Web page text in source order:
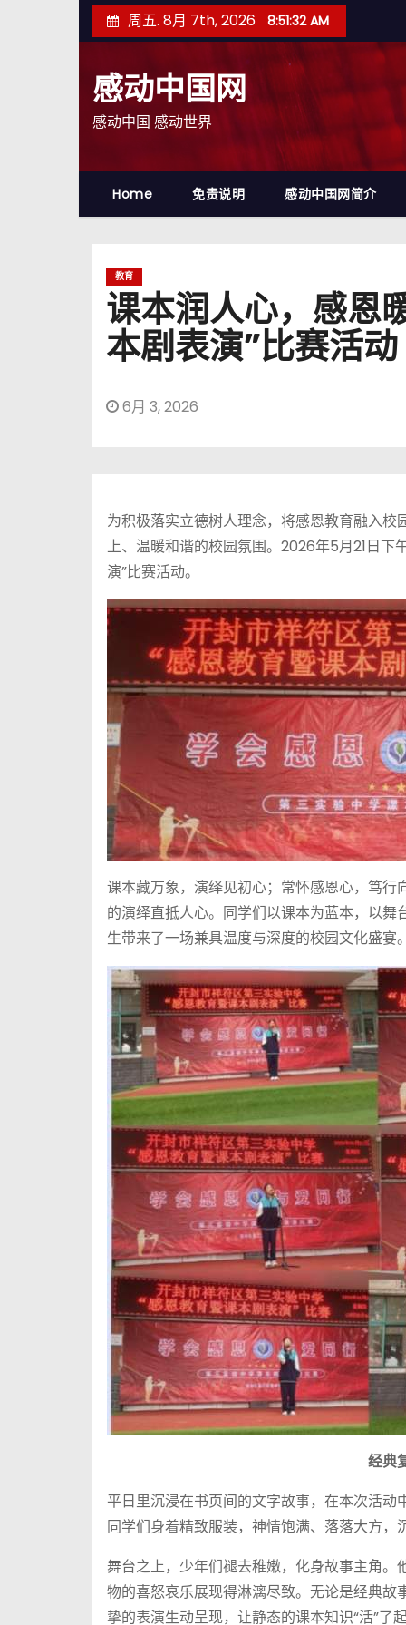
至
周五. 8月 7th, 2026 8:51:33 AM
感动中国网
感动中国 感动世界
Home 免责说明 感动中国网简介
教育
课本润人心，感恩
本剧表演”比赛活动
6月 3, 2026
为积极落实立德树人理念，将感恩教育融入
上、温暖和谐的校园氛围。2026年5月21日下
演”比赛活动。
课本藏万象，演绎见初心；常怀感恩心，笃
的演绎直抵人心。同学们以课本为蓝本，以
生带来了一场兼具温度与深度的校园文化盛宴
经典
平日里沉浸在书页间的文字故事，在本次活
同学们身着精致服装，神情饱满、落落大方
舞台之上，少年们褪去稚嫩，化身故事主角
物的喜怒哀乐展现得淋漓尽致。无论是经典
挚的表演生动呈现，让静态的课本知识“活”了